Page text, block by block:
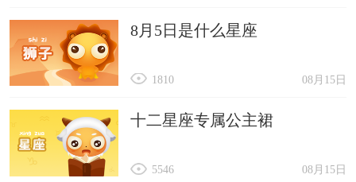
8月5日是什么星座
08月15日
1810
十二星座专属公主裙
08月15日
5546